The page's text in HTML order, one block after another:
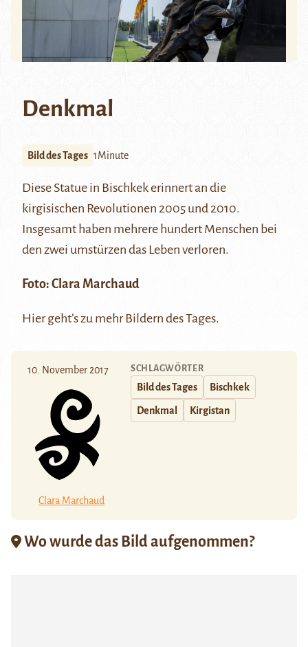
Denkmal
Bild des Tages 1Minute
Diese Statue in Bischkek erinnert an die
kirgisischen Revolutionen 2005 und 2010.
Insgesamt haben mehrere hundert Menschen bei
den zwei umstürzen das Leben verloren.
Foto: Clara Marchaud
Hiergeht’s zu mehr Bildern des Tages.
10. November 2017
Clara Marchaud
SCHLAGWÖRTER
Bild des Tages Bischkek
Denkmal Kirgistan
Wo wurde das Bild aufgenommen?